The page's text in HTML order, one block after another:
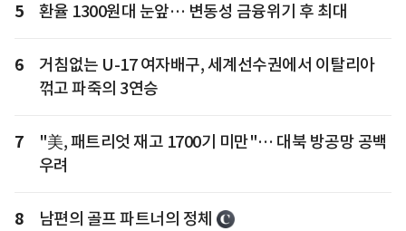
5 환율 1300원대 눈앞… 변동성 금융위기 후 최대
6
거침없는 U-17 여자배구, 세계선수권에서 이탈리아
꺾고 파죽의 3연승
7
"美, 패트리엇 재고 1700기 미만"… 대북 방공망 공백
우려
8 남편의 골프 파트너의 정체